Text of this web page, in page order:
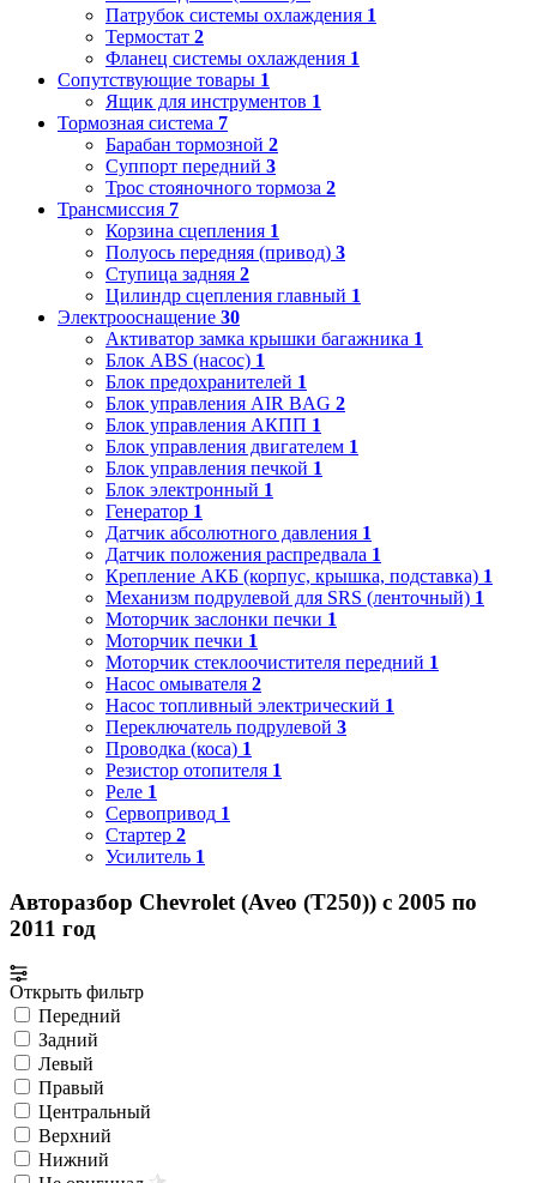
Патрубок системы охлаждения 1
Термостат 2
Фланец системы охлаждения 1
Сопутствующие товары 1
Ящик для инструментов 1
Тормозная система 7
Барабан тормозной 2
Суппорт передний 3
Трос стояночного тормоза 2
Трансмиссия 7
Корзина сцепления 1
Полуось передняя (привод) 3
Ступица задняя 2
Цилиндр сцепления главный 1
Электрооснащение 30
Активатор замка крышки багажника 1
Блок ABS (насос) 1
Блок предохранителей 1
Блок управления AIR BAG 2
Блок управления АКПП 1
Блок управления двигателем 1
Блок управления печкой 1
Блок электронный 1
Генератор 1
Датчик абсолютного давления 1
Датчик положения распредвала 1
Крепление АКБ (корпус, крышка, подставка) 1
Механизм подрулевой для SRS (ленточный) 1
Моторчик заслонки печки 1
Моторчик печки 1
Моторчик стеклоочистителя передний 1
Насос омывателя 2
Насос топливный электрический 1
Переключатель подрулевой 3
Проводка (коса) 1
Резистор отопителя 1
Реле 1
Сервопривод 1
Стартер 2
Усилитель 1
Авторазбор Chevrolet (Aveo (T250)) с 2005 по
2011 год
Открыть фильтр
Передний
Задний
Левый
Правый
Центральный
Верхний
Нижний